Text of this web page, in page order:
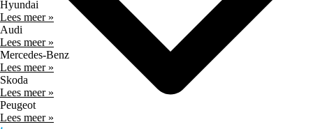
Hyundai
Lees meer »
Audi
Lees meer »
Mercedes-Benz
Lees meer »
Skoda
Lees meer »
Peugeot
Lees meer »